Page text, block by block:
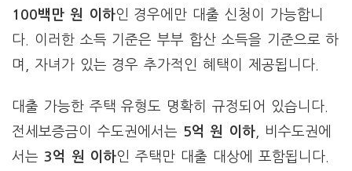
100백만 원 이하인 경우에만 대출 신청이 가능합니
다. 이러한 소득 기준은 부부 합산 소득을 기준으로 하
며, 자녀가 있는 경우 추가적인 혜택이 제공됩니다.
대출 가능한 주택 유형도 명확히 규정되어 있습니다.
전세보증금이 수도권에서는 5억 원 이하 , 비수도권에
서는 3억 원 이하인 주택만 대출 대상에 포함됩니다.